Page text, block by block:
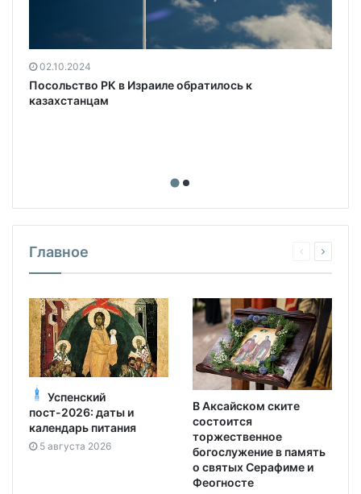
02.10.2024
Посольство РК в Израиле обратилось к
казахстанцам
Главное
Успенский
пост-2026: даты и
календарь питания
5 августа 2026
В Аксайском ските
состоится
торжественное
богослужение в память
о святых Серафиме и
Феогносте